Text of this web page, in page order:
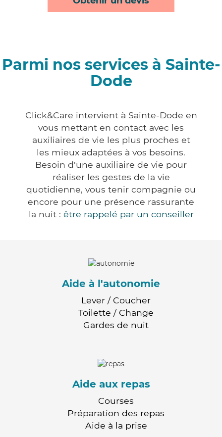
Parmi nos services à Sainte-
Dode
Click&Care intervient à Sainte-Dode en
vous mettant en contact avec les
auxiliaires de vie les plus proches et
les mieux adaptées à vos besoins.
Besoin d'une auxiliaire de vie pour
réaliser les gestes de la vie
quotidienne, vous tenir compagnie ou
encore pour une présence rassurante
la nuit : être rappelé par un conseiller
Aide à l'autonomie
Lever / Coucher
Toilette / Change
Gardes de nuit
Aide aux repas
Courses
Préparation des repas
Aide à la prise